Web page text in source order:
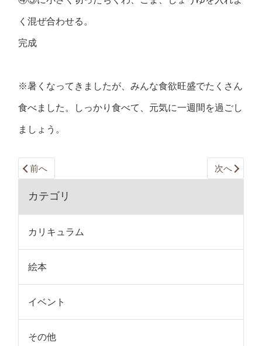
く混ぜ合わせる。
完成
※暑くなってきましたが、みんな食欲旺盛でたくさん
食べました。しっかり食べて、元気に一週間を過ごし
ましょう。
前へ 次へ
カテゴリ
カリキュラム
絵本
イベント
その他